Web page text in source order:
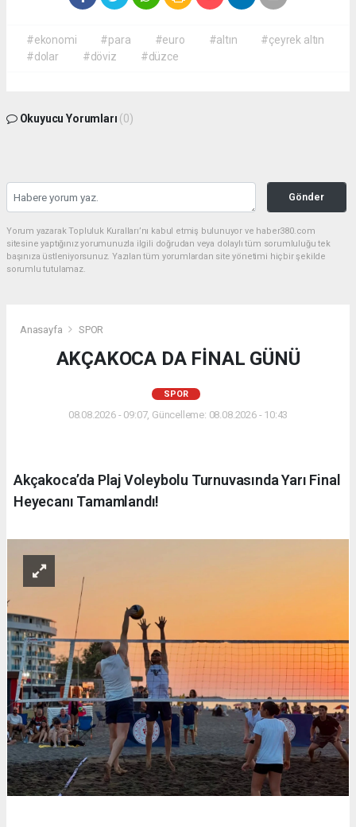
#ekonomi #para #euro #altın
#çeyrek altın
#dolar
#döviz #düzce
Okuyucu Yorumları (0)
Gönder
Yorum yazarak Topluluk Kuralları’nı kabul etmiş bulunuyor ve haber380.com
sitesine yaptığınız yorumunuzla ilgili doğrudan veya dolaylı tüm sorumluluğu tek
başınıza üstleniyorsunuz. Yazılan tüm yorumlardan site yönetimi hiçbir şekilde
sorumlu tutulamaz.
Anasayfa SPOR
AKÇAKOCA DA FİNAL GÜNÜ
SPOR
08.08.2026 - 09:07, Güncelleme: 08.08.2026 - 10:43
Akçakoca’da Plaj Voleybolu Turnuvasında Yarı Final
Heyecanı Tamamlandı!